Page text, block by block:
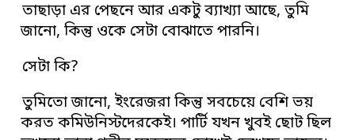
তাছাড়া এর পেছনে আর একটু ব্যাখ্যা আছে, তুমি
জানো, কিন্তু ওকে সেটা বোঝাতে পারনি।
সেটা কি?
তুমিতো জানো, ইংরেজরা কিন্তু সবচেয়ে বেশি ভয়
করত কমিউনিস্টদেরকেই। পার্টি যখন খুবই ছোট ছিল